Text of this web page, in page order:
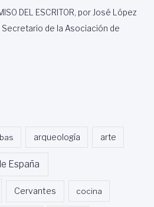
DEL ESCRITOR, por José López
Secretario de la Asociación de
arqueología arte
España
Cervantes cocina